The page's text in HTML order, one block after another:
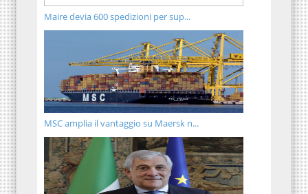
Maire devia 600 spedizioni per sup...
MSC amplia il vantaggio su Maersk n...